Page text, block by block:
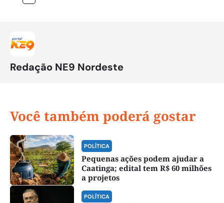
Redação NE9 Nordeste
Você também poderá gostar
POLÍTICA
Pequenas ações podem ajudar a
Caatinga; edital tem R$ 60 milhões
a projetos
POLÍTICA